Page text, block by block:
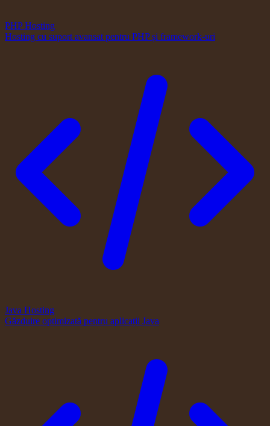
PHP Hosting
Hosting cu suport avansat pentru PHP și framework-uri
Java Hosting
Găzduire optimizată pentru aplicații Java